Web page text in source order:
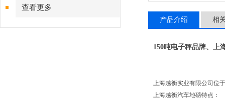
查看更多
产品介绍 相
150吨电子秤品牌、上
上海越衡实业有限公司位
上海越衡汽车地磅特点：